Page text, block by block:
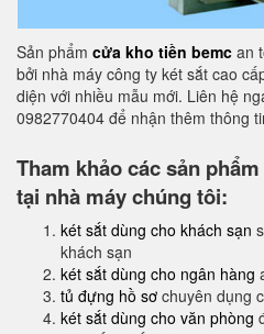
Sản phẩm cửa kho tiền bemc an
bởi nhà máy công ty két sắt cao
diện với nhiều mẫu mới. Liên hệ
0982770404 để nhận thêm thông
Tham khảo các sản
tại nhà máy chúng tôi:
két sắt dùng cho khách sạn
khách sạn
két sắt dùng cho ngân hàng
tủ đựng hồ sơ chuyên dụng
két sắt dùng cho văn phòng